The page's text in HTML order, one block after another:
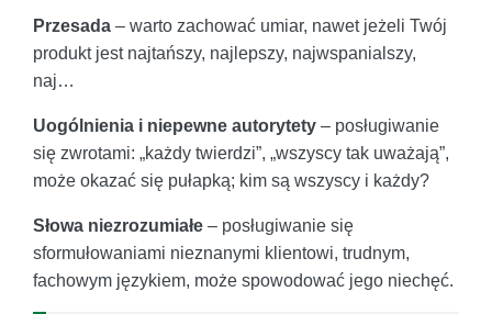
Przesada – warto zachować umiar, nawet jeżeli Twój
produkt jest najtańszy, najlepszy, najwspanialszy,
naj…
Uogólnienia i niepewne autorytety – posługiwanie
się zwrotami: „każdy twierdzi”, „wszyscy tak uważają”,
może okazać się pułapką; kim są wszyscy i każdy?
Słowa niezrozumiałe – posługiwanie się
sformułowaniami nieznanymi klientowi, trudnym,
fachowym językiem, może spowodować jego niechęć.